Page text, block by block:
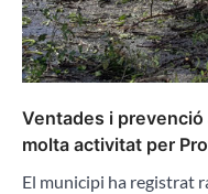
Ventades i prevenció
molta activitat per
El municipi ha registrat